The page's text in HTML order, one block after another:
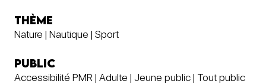
THÈME
Nature | Nautique | Sport
PUBLIC
Accessibilité PMR | Adulte | Jeune public | Tout public